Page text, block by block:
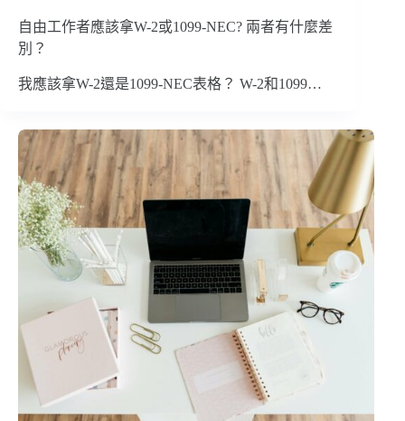
自由工作者應該拿W-2或1099-NEC? 兩者有什麼差
別？
我應該拿W-2還是1099-NEC表格？ W-2和1099…